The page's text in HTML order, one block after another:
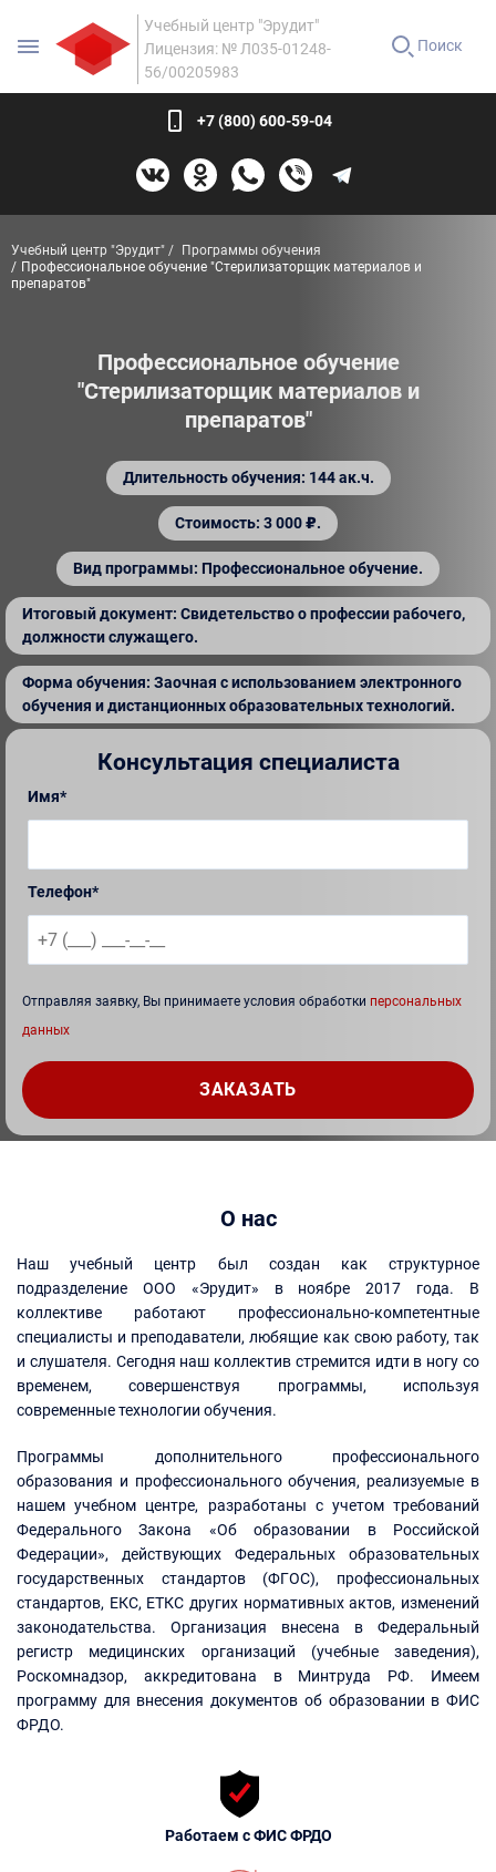
Учебный центр "Эрудит"
Лицензия: № Л035-01248-
56/00205983
Поиск
+7 (800) 600-59-04
Учебный центр "Эрудит"
Программы обучения
Профессиональное обучение "Стерилизаторщик материалов и
препаратов"
Профессиональное обучение
"Стерилизаторщик материалов и
препаратов"
Длительность обучения: 144 ак.ч.
Стоимость: 3 000 ₽.
Вид программы: Профессиональное обучение.
Итоговый документ: Свидетельство о профессии рабочего,
должности служащего.
Форма обучения: Заочная с использованием электронного
обучения и дистанционных образовательных технологий.
Консультация специалиста
Имя*
Телефон*
Отправляя заявку, Вы принимаете условия обработки персональных
данных
О нас
Наш учебный центр был создан как структурное
подразделение ООО «Эрудит» в ноябре 2017 года. В
коллективе работают профессионально-компетентные
специалисты и преподаватели, любящие как свою работу, так
и слушателя. Сегодня наш коллектив стремится идти в ногу со
временем, совершенствуя программы, используя
современные технологии обучения.
Программы дополнительного профессионального
образования и профессионального обучения, реализуемые в
нашем учебном центре, разработаны с учетом требований
Федерального Закона «Об образовании в Российской
Федерации», действующих Федеральных образовательных
государственных стандартов (ФГОС), профессиональных
стандартов, ЕКС, ЕТКС других нормативных актов, изменений
законодательства. Организация внесена в Федеральный
регистр медицинских организаций (учебные заведения),
Роскомнадзор, аккредитована в Минтруда РФ. Имеем
программу для внесения документов об образовании в ФИС
ФРДО.
Работаем с ФИС ФРДО